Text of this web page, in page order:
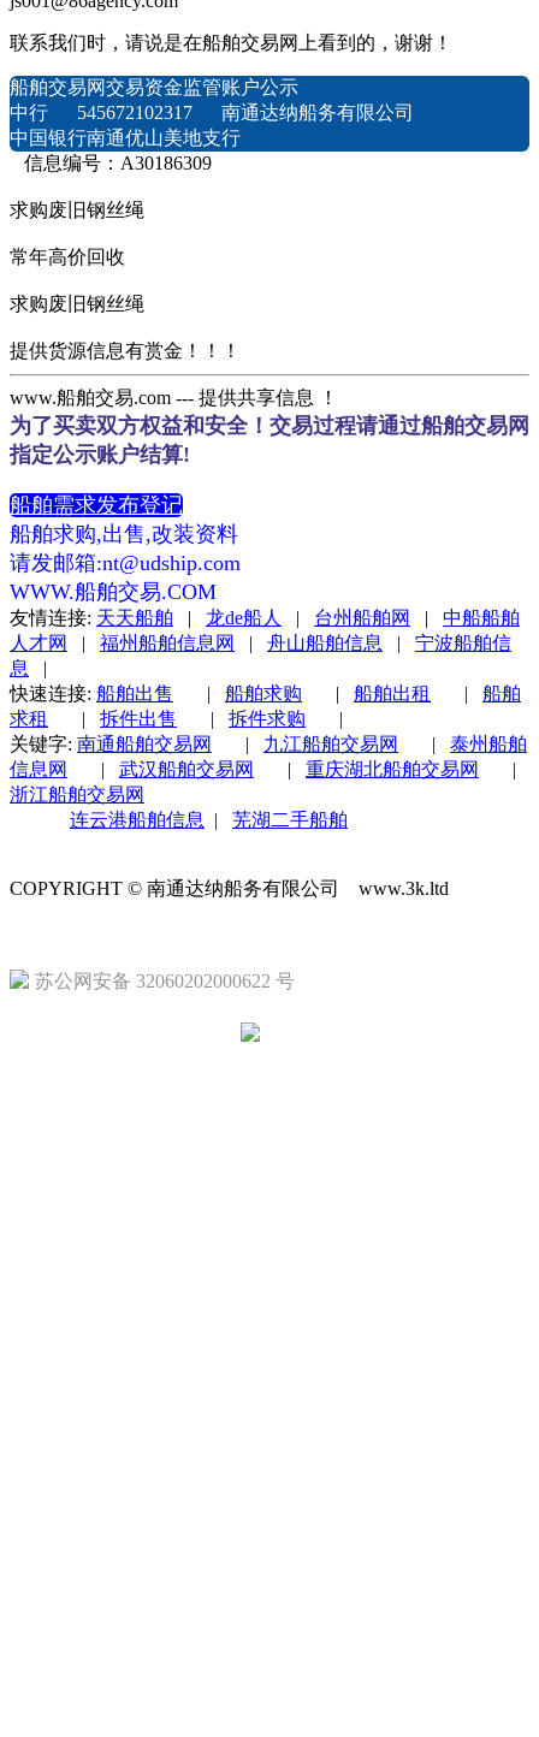
联系我们时，请说是在船舶交易网上看到的，谢谢！
船舶交易网交易资金监管账户公示
中行 545672102317 南通达纳船务有限公司
中国银行南通优山美地支行
信息编号：A30186309
求购废旧钢丝绳
常年高价回收
求购废旧钢丝绳
提供货源信息有赏金！！！
www.船舶交易.com --- 提供共享信息 ！
为了买卖双方权益和安全！交易过程请通过船舶交易网
指定公示账户结算!
船舶需求发布登记
船舶求购,出售,改装资料
请发邮箱:nt@udship.com
WWW.船舶交易.COM
友情连接: 天天船舶 | 龙de船人 | 台州船舶网 | 中船船舶
人才网
| 福州船舶信息网 | 舟山船舶信息 | 宁波船舶信
息
|
快速连接: 船舶出售 | 船舶求购 | 船舶出租 | 船舶
求租
| 拆件出售 | 拆件求购 |
关键字: 南通船舶交易网 | 九江船舶交易网 | 泰州船舶
信息网
| 武汉船舶交易网 | 重庆湖北船舶交易网
|
浙江船舶交易网
连云港船舶信息
| 芜湖二手船舶
COPYRIGHT © 南通达纳船务有限公司 www.3k.ltd
苏公网安备 32060202000622 号